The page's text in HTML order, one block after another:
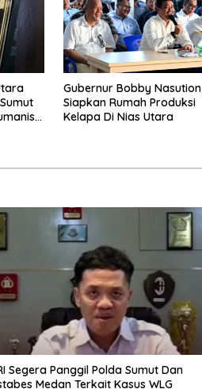
Gubernur Bobby Nasution
Siapkan Rumah Produksi
Kelapa Di Nias Utara
Segera Panggil Polda Sumut Dan
Medan Terkait Kasus WLG